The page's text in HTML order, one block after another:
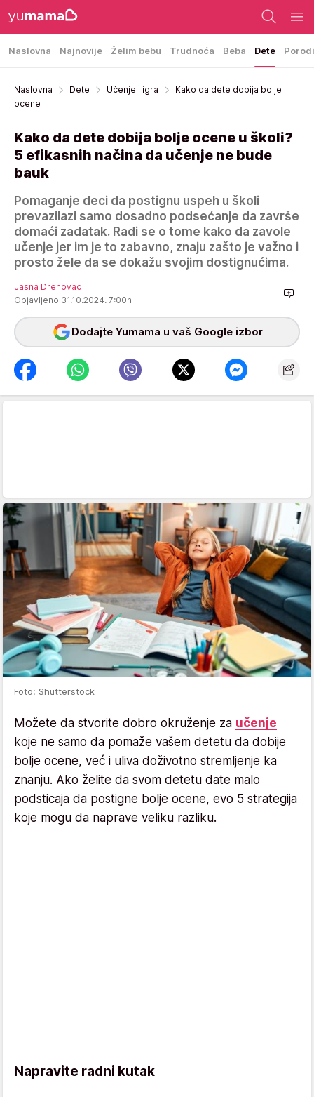
Naslovna Najnovije Želim bebu Trudnoća Beba Dete
Naslovna Dete Učenje i igra
Kako da dete dobija bolje
ocene
Kako da dete dobija bolje ocene u školi?
5 efikasnih načina da učenje ne bude
bauk
Pomaganje deci da postignu uspeh u školi
prevazilazi samo dosadno podsećanje da završe
domaći zadatak. Radi se o tome kako da zavole
učenje jer im je to zabavno, znaju zašto je važno i
prosto žele da se dokažu svojim dostignućima.
Jasna Drenovac
Objavljeno 31.10.2024. 7:00h
Dodajte Yumama u vaš Google izbor
Foto: Shutterstock
Možete da stvorite dobro okruženje za učenje
koje ne samo da pomaže vašem detetu da dobije
bolje ocene, već i uliva doživotno stremljenje ka
znanju. Ako želite da svom detetu date malo
podsticaja da postigne bolje ocene, evo 5 strategija
koje mogu da naprave veliku razliku.
Napravite radni kutak